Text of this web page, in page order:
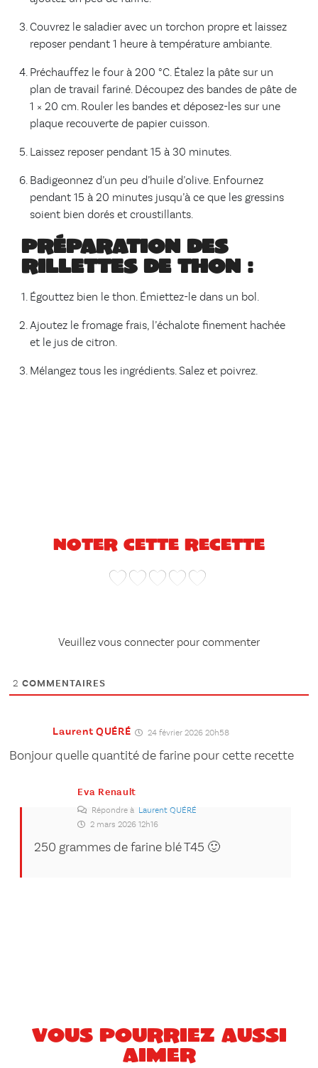
Couvrez le saladier avec un torchon propre et laissez
reposer pendant 1 heure à température ambiante.
Préchauffez le four à 200 °C. Étalez la pâte sur un
plan de travail fariné. Découpez des bandes de pâte de
1 × 20 cm. Rouler les bandes et déposez-les sur une
plaque recouverte de papier cuisson.
Laissez reposer pendant 15 à 30 minutes.
Badigeonnez d’un peu d’huile d’olive. Enfournez
pendant 15 à 20 minutes jusqu’à ce que les gressins
soient bien dorés et croustillants.
Préparation des
rillettes de thon :
Égouttez bien le thon. Émiettez-le dans un bol.
Ajoutez le fromage frais, l’échalote finement hachée
et le jus de citron.
Mélangez tous les ingrédients. Salez et poivrez.
Noter cette recette
Veuillez vous connecter pour commenter
2 COMMENTAIRES
Laurent QUÉRÉ 24 février 2026 20h58
Bonjour quelle quantité de farine pour cette recette
Eva Renault
Répondre à Laurent QUÉRÉ
2 mars 2026 12h16
250 grammes de farine blé T45 🙂
Vous pourriez aussi
aimer